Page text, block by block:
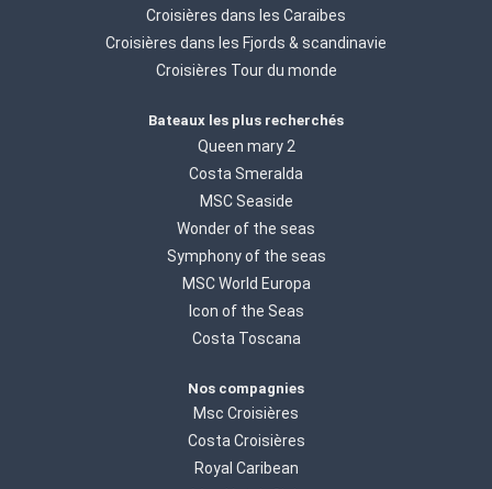
Croisières dans les Caraibes
Croisières dans les Fjords & scandinavie
Croisières Tour du monde
Bateaux les plus recherchés
Queen mary 2
Costa Smeralda
MSC Seaside
Wonder of the seas
Symphony of the seas
MSC World Europa
Icon of the Seas
Costa Toscana
Nos compagnies
Msc Croisières
Costa Croisières
Royal Caribean